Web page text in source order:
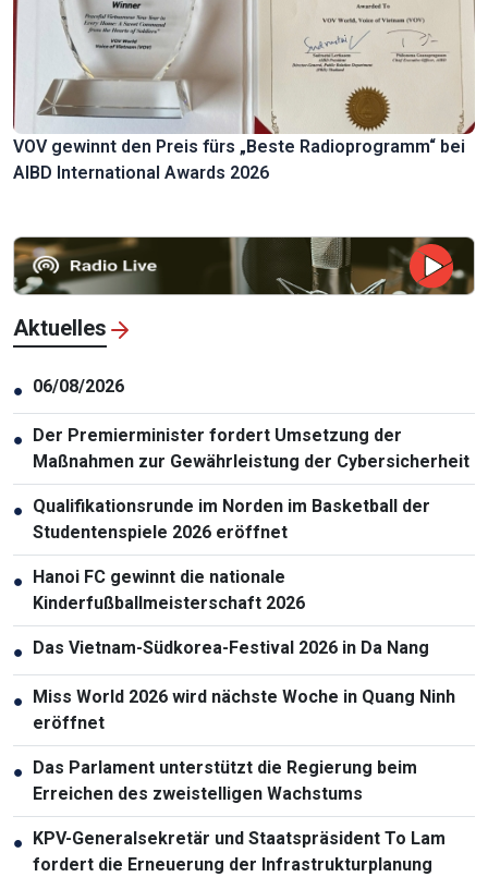
VOV gewinnt den Preis fürs „Beste Radioprogramm“ bei
AIBD International Awards 2026
Aktuelles
● 06/08/2026
● Der Premierminister fordert Umsetzung der
Maßnahmen zur Gewährleistung der Cybersicherheit
● Qualifikationsrunde im Norden im Basketball der
Studentenspiele 2026 eröffnet
● Hanoi FC gewinnt die nationale
Kinderfußballmeisterschaft 2026
● Das Vietnam-Südkorea-Festival 2026 in Da Nang
● Miss World 2026 wird nächste Woche in Quang Ninh
eröffnet
● Das Parlament unterstützt die Regierung beim
Erreichen des zweistelligen Wachstums
● KPV-Generalsekretär und Staatspräsident To Lam
fordert die Erneuerung der Infrastrukturplanung